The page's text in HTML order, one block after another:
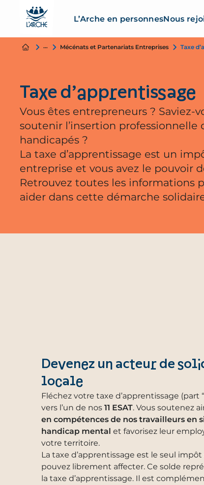
L’Arche en personnesNous
Nous soutenirMécénats et Partenariats Entreprises Taxe
Taxe d’apprentissage
Vous êtes entrepreneurs ? Saviez-
soutenir l’insertion professionnelle
handicapés ?
La taxe d’apprentissage est un
entreprise et vous avez le pouvoir
Retrouvez toutes les informations
aider dans cette démarche
Devenez un acteur de
locale
Fléchez votre taxe d’apprentissage (part
vers l’un de nos 11 ESAT. Vous soutenez
en compétences de nos travailleurs en
handicap mental et favorisez leur
votre territoire.
La taxe d’apprentissage est le seul
pouvez librement affecter. Ce solde
la taxe d’apprentissage. Il est